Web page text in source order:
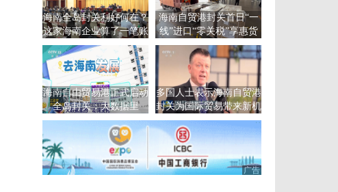
海南全岛封关利好何在？
这家海南企业算了一笔账
海南自贸港封关首日“一
线”进口“零关税”享惠货
物3.6亿元
海南自由贸易港正式启动
全岛封关：大数据里
的“动词变化”
多国人士表示海南自贸港
封关为国际贸易带来新机
遇
广告